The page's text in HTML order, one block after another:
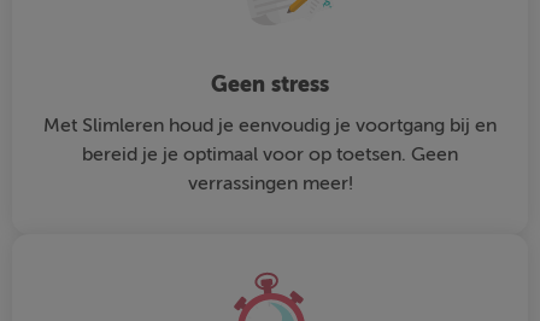
Geen stress
Met Slimleren houd je eenvoudig je voortgang bij en
bereid je je optimaal voor op toetsen. Geen
verrassingen meer!